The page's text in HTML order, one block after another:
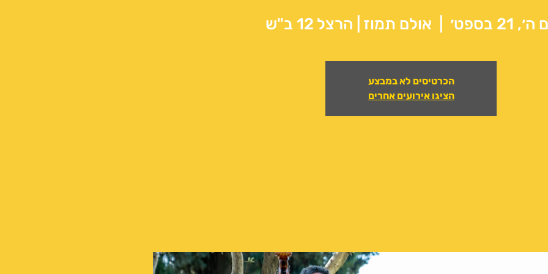
21 בספט׳ אולם תמוז | הרצל 12 ב"ש
הכרטיסים לא במבצע
הציגו אירועים אחרים